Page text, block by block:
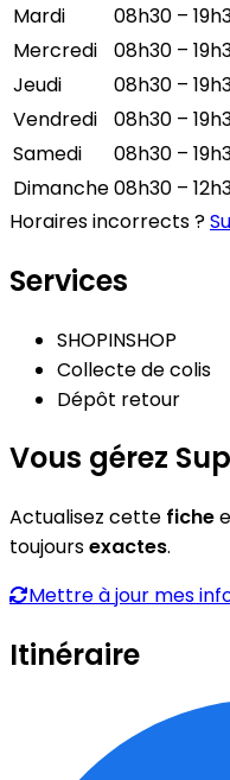
Mardi
08h30 –
Mercredi
08h30 –
Jeudi
08h30 –
Vendredi
08h30 –
Samedi
08h30 –
Dimanche08h30 –
Horaires incorrects ?
Services
SHOPINSHOP
Collecte de colis
Dépôt retour
Vous gérez
Actualisez cette fiche
toujoursexactes.
Mettre à jour mes
Itinéraire